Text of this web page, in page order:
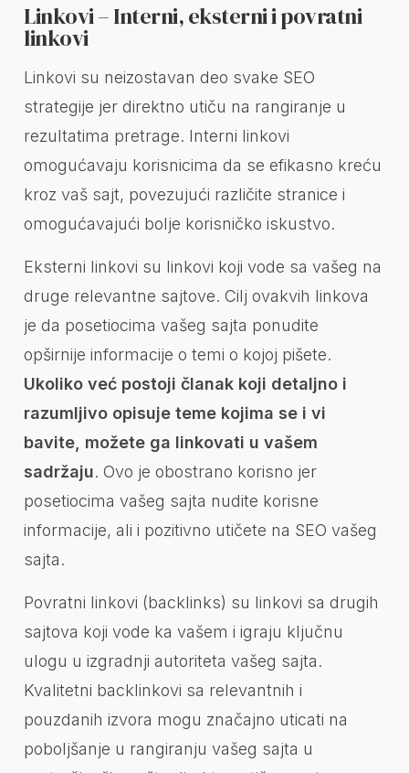
Linkovi – Interni, eksterni i povratni
linkovi
Linkovi su neizostavan deo svake SEO
strategije jer direktno utiču na rangiranje u
rezultatima pretrage. Interni linkovi
omogućavaju korisnicima da se efikasno kreću
kroz vaš sajt, povezujući različite stranice i
omogućavajući bolje korisničko iskustvo.
Eksterni linkovi su linkovi koji vode sa vašeg na
druge relevantne sajtove. Cilj ovakvih linkova
je da posetiocima vašeg sajta ponudite
opširnije informacije o temi o kojoj pišete.
Ukoliko već postoji članak koji detaljno i
razumljivo opisuje teme kojima se i vi
bavite, možete ga linkovati u vašem
sadržaju. Ovo je obostrano korisno jer
posetiocima vašeg sajta nudite korisne
informacije, ali i pozitivno utičete na SEO vašeg
sajta.
Povratni linkovi (backlinks) su linkovi sa drugih
sajtova koji vode ka vašem i igraju ključnu
ulogu u izgradnji autoriteta vašeg sajta.
Kvalitetni backlinkovi sa relevantnih i
pouzdanih izvora mogu značajno uticati na
poboljšanje u rangiranju vašeg sajta u